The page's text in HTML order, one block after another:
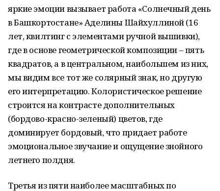
яркие эмоции вызывает работа «Солнечный день
в Башкортостане» Аделины Шайхуллиной (16
лет, квилтинг с элементами ручной вышивки),
где в основе геометрической композиции – пять
квадратов, а в центральном, наибольшем из них,
мы видим все тот же солярный знак, но другую
его интерпретацию. Колористическое решение
строится на контрасте дополнительных
(бордово-красно-зеленый) цветов, где
доминирует бордовый, что придает работе
эмоциональное звучание и ощущение знойного
летнего полдня.
Третья из пяти наиболее масштабных по